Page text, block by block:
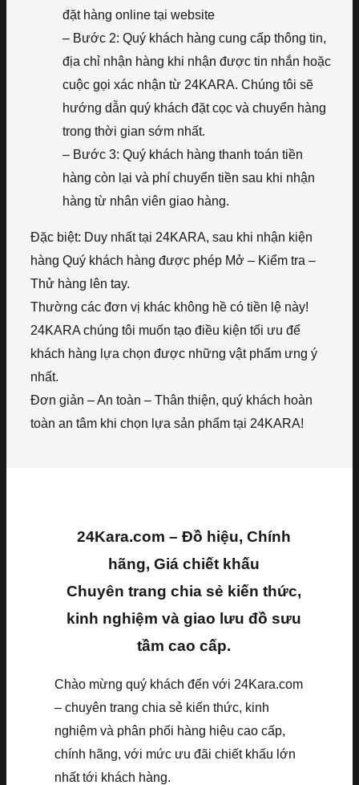
đặt hàng online tại website
– Bước 2: Quý khách hàng cung cấp thông tin,
địa chỉ nhận hàng khi nhận được tin nhắn hoặc
cuộc gọi xác nhận từ 24KARA. Chúng tôi sẽ
hướng dẫn quý khách đặt cọc và chuyển hàng
trong thời gian sớm nhất.
– Bước 3: Quý khách hàng thanh toán tiền
hàng còn lại và phí chuyển tiền sau khi nhận
hàng từ nhân viên giao hàng.
Đặc biệt: Duy nhất tại 24KARA, sau khi nhận kiện
hàng Quý khách hàng được phép Mở – Kiểm tra –
Thử hàng lên tay.
Thường các đơn vị khác không hề có tiền lệ này!
24KARA chúng tôi muốn tạo điều kiện tối ưu để
khách hàng lựa chọn được những vật phẩm ưng ý
nhất.
Đơn giản – An toàn – Thân thiện, quý khách hoàn
toàn an tâm khi chọn lựa sản phẩm tại 24KARA!
24Kara.com – Đồ hiệu, Chính
hãng, Giá chiết khấu
Chuyên trang chia sẻ kiến thức,
kinh nghiệm và giao lưu đồ sưu
tầm cao cấp.
Chào mừng quý khách đến với 24Kara.com
– chuyên trang chia sẻ kiến thức, kinh
nghiệm và phân phối hàng hiệu cao cấp,
chính hãng, với mức ưu đãi chiết khấu lớn
nhất tới khách hàng.